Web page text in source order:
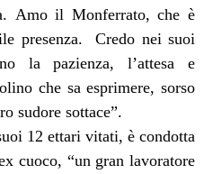
Amo il Monferrato, che è
presenza. Credo nei suoi
la pazienza, l’attesa e
che sa esprimere, sorso
sudore sottace”.
12 ettari vitati, è condotta
cuoco, “un gran lavoratore